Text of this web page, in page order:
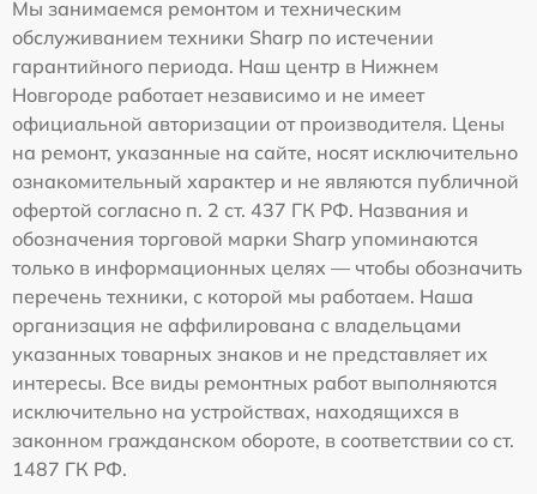
Мы занимаемся ремонтом и техническим
обслуживанием техники Sharp по истечении
гарантийного периода. Наш центр в Нижнем
Новгороде работает независимо и не имеет
официальной авторизации от производителя. Цены
на ремонт, указанные на сайте, носят исключительно
ознакомительный характер и не являются публичной
офертой согласно п. 2 ст. 437 ГК РФ. Названия и
обозначения торговой марки Sharp упоминаются
только в информационных целях — чтобы обозначить
перечень техники, с которой мы работаем. Наша
организация не аффилирована с владельцами
указанных товарных знаков и не представляет их
интересы. Все виды ремонтных работ выполняются
исключительно на устройствах, находящихся в
законном гражданском обороте, в соответствии со ст.
1487 ГК РФ.